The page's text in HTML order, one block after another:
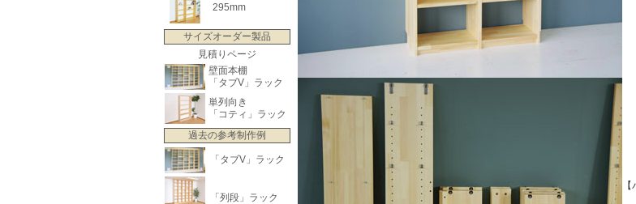
295mm
サイズオーダー製品
見積りページ
壁面本棚
「タブV」ラック
単列向き
「コティ」ラック
過去の参考制作例
「タブV」ラック
「列段」ラック